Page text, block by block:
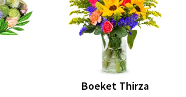
Boeket Thirza